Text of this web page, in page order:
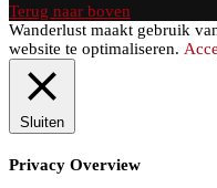
Terug naar boven
Wanderlust maakt gebruik
website te optimaliseren.
Sluiten
Privacy Overview